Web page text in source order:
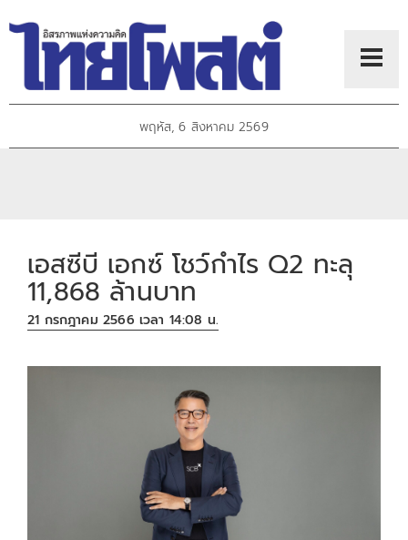
พฤหัส, 6 สิงหาคม 2569
เอสซีบี เอกซ์ โชว์กำไร Q2 ทะลุ
11,868 ล้านบาท
21 กรกฎาคม 2566 เวลา 14:08 น.